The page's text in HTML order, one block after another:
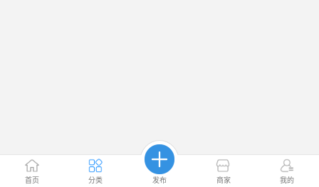
首页 分类 发布 商家 我的